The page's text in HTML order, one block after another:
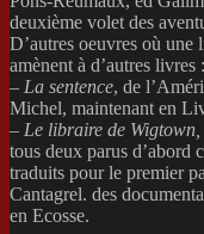
deuxième volet des
D’autres oeuvres où une
amènent à d’autres livres :
– La sentence, de
Michel, maintenant en
– Le libraire de Wigtown,
tous deux parus d’abord
traduits pour le premier
Cantagrel. des
en Ecosse.